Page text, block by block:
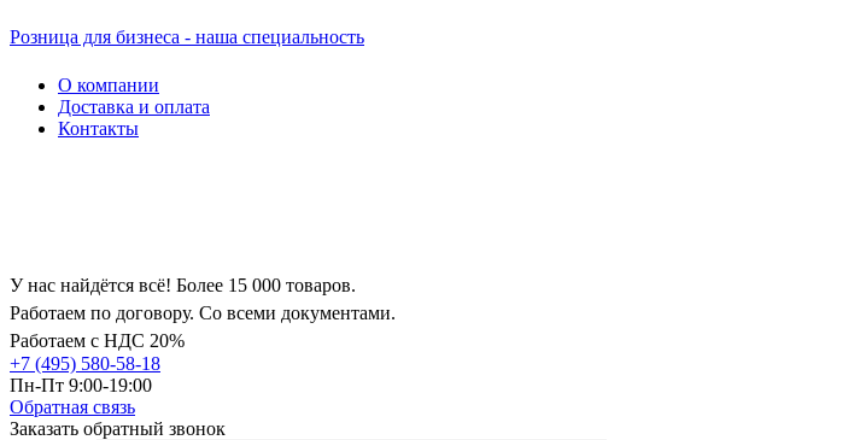
Розница для бизнеса - наша специальность
О компании
Доставка и оплата
Контакты
У нас найдётся всё! Более 15 000 товаров.
Работаем по договору. Со всеми документами.
Работаем с НДС 20%
+7 (495) 580-58-18
Пн-Пт 9:00-19:00
Обратная связь
Заказать обратный звонок